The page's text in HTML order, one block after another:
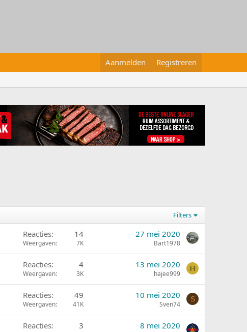
Aanmelden Registreren
Filters
Reacties 14
Weergaven 7K
27 mei 2020
Bart1978
Reacties 4
Weergaven 3K
13 mei 2020
hajee999
H
Reacties 49
Weergaven 41K
10 mei 2020
Sven74
S
Reacties 3 8 mei 2020